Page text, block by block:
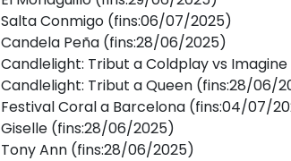
Salta Conmigo (fins:06/07/2025)
Candela Peña (fins:28/06/2025)
Candlelight: Tribut a Coldplay vs
Candlelight: Tribut a Queen (fins:28/06/
Festival Coral a Barcelona (fins:04/07/
Giselle (fins:28/06/2025)
Tony Ann (fins:28/06/2025)